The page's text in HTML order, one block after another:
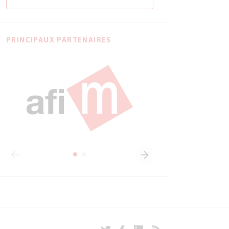
PRINCIPAUX PARTENAIRES